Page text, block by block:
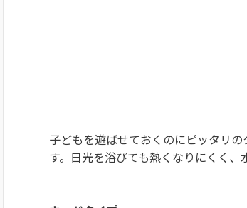
子どもを遊ばせておくのにピッタリ
す。日光を浴びても熱くなりにくく、